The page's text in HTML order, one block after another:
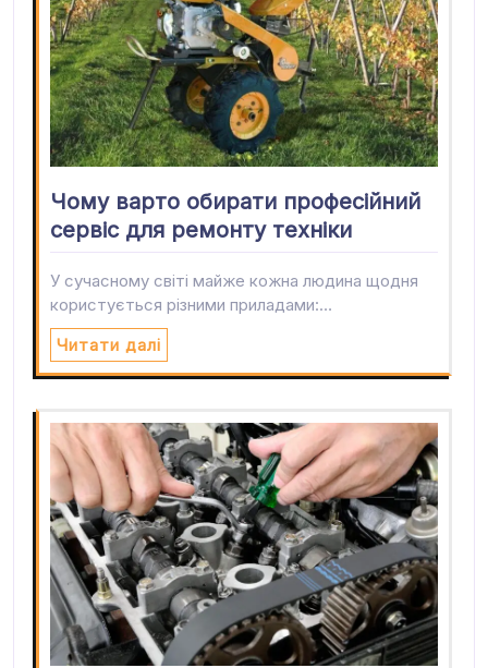
Чому варто обирати професійний
сервіс для ремонту техніки
У сучасному світі майже кожна людина щодня
користується різними приладами:…
Читати далі